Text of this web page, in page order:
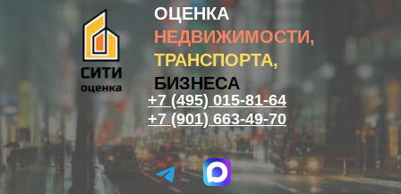
ОЦЕНКА
НЕДВИЖИМОСТИ,
ТРАНСПОРТА,
БИЗНЕСА
+7 (495) 015-81-64
+7 (901) 663-49-70